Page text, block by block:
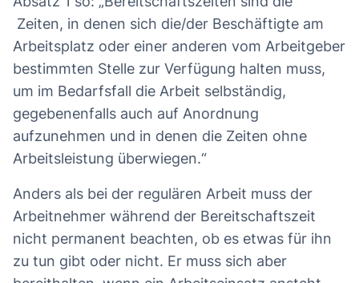
Zeiten, in denen sich die/der Beschäftigte am
Arbeitsplatz oder einer anderen vom Arbeitgeber
bestimmten Stelle zur Verfügung halten muss,
um im Bedarfsfall die Arbeit selbständig,
gegebenenfalls auch auf Anordnung
aufzunehmen und in denen die Zeiten ohne
Arbeitsleistung überwiegen.“
Anders als bei der regulären Arbeit muss der
Arbeitnehmer während der Bereitschaftszeit
nicht permanent beachten, ob es etwas für ihn
zu tun gibt oder nicht. Er muss sich aber